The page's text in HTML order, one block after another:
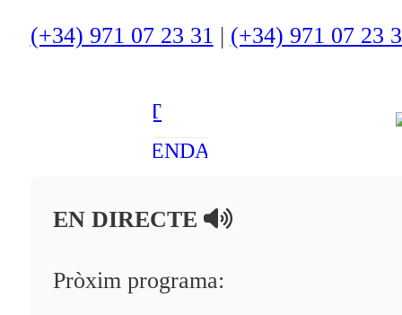
(+34) 971 07 23 31 | (+34) 971 07 23
ENTREVISTES
AMBIENT
AGENDA
A la Carta
Programació
EN DIRECTE
Pròxim programa: